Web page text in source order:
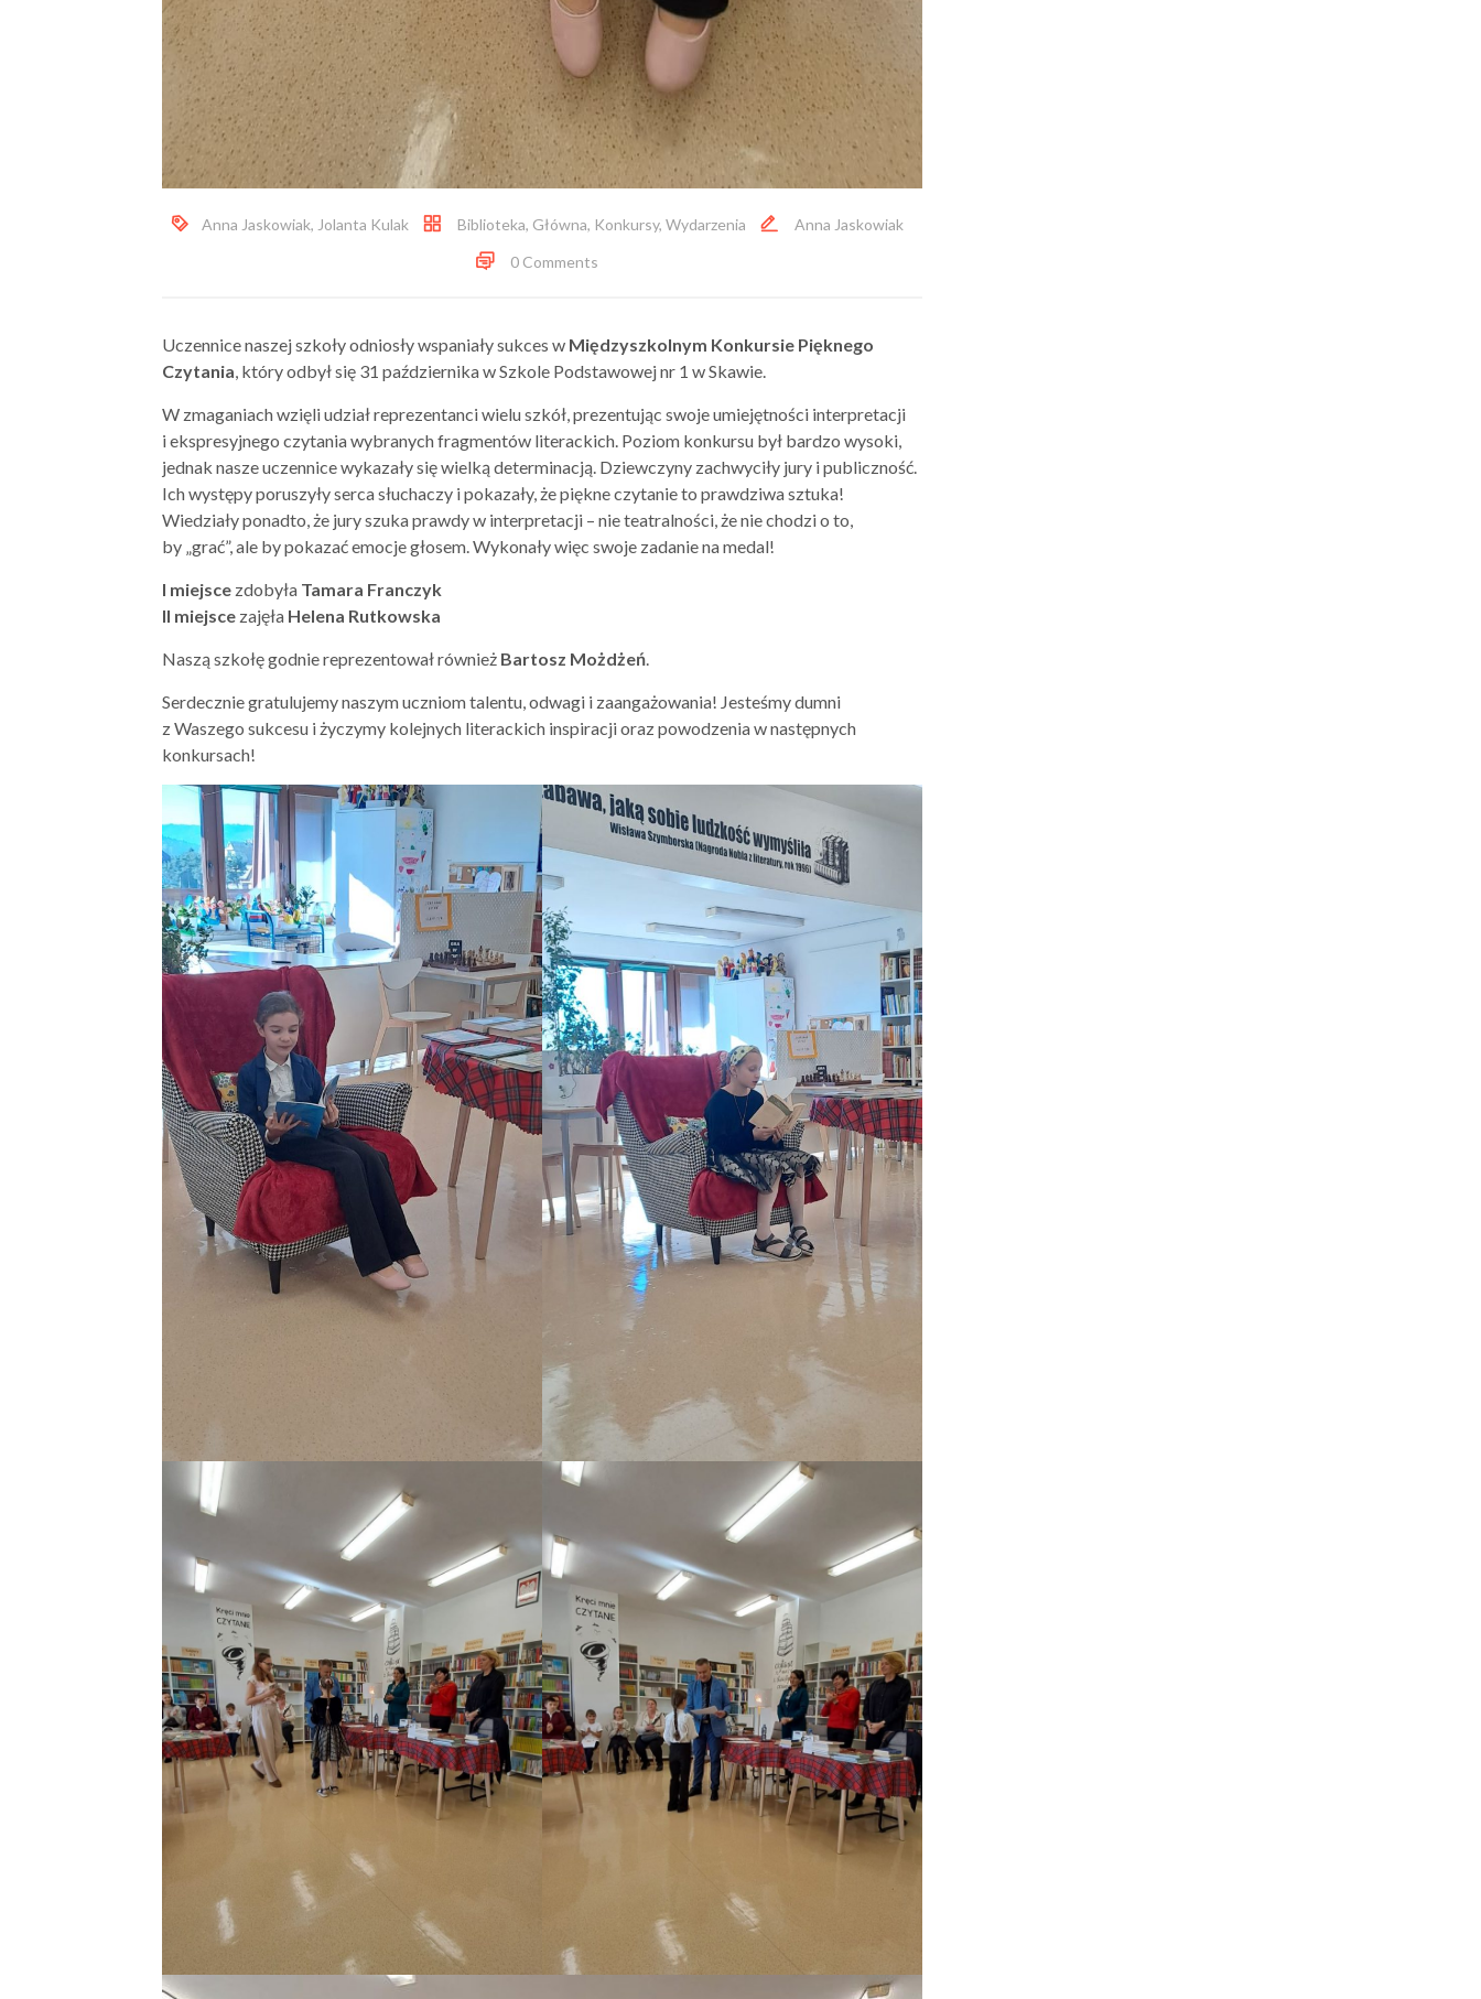
Anna Jaskowiak, Jolanta Kulak Biblioteka, Główna, Konkursy, Wydarzenia
Anna Jaskowiak
0 Comments
Uczennice naszej szkoły odniosły wspaniały sukces w Międzyszkolnym Konkursie Pięknego
Czytania, który odbył się 31 października w Szkole Podstawowej nr 1 w Skawie.
W zmaganiach wzięli udział reprezentanci wielu szkół, prezentując swoje umiejętności interpretacji
i ekspresyjnego czytania wybranych fragmentów literackich. Poziom konkursu był bardzo wysoki,
jednak nasze uczennice wykazały się wielką determinacją. Dziewczyny zachwyciły jury i publiczność.
Ich występy poruszyły serca słuchaczy i pokazały, że piękne czytanie to prawdziwa sztuka!
Wiedziały ponadto, że jury szuka prawdy w interpretacji – nie teatralności, że nie chodzi o to,
by „grać”, ale by pokazać emocje głosem. Wykonały więc swoje zadanie na medal!
I miejsce zdobyła Tamara Franczyk
II miejsce zajęła Helena Rutkowska
Naszą szkołę godnie reprezentował również Bartosz Możdżeń.
Serdecznie gratulujemy naszym uczniom talentu, odwagi i zaangażowania! Jesteśmy dumni
z Waszego sukcesu i życzymy kolejnych literackich inspiracji oraz powodzenia w następnych
konkursach!